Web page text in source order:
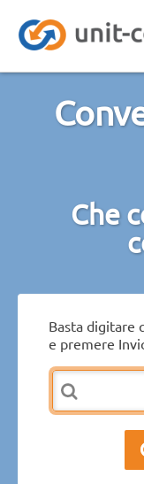
Che
Basta digitare
e premere